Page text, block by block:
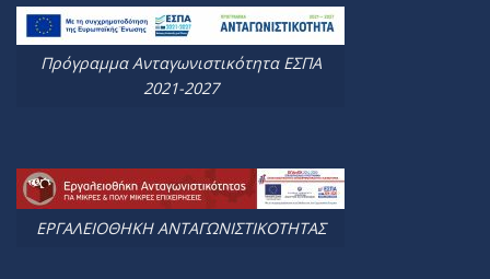
Πρόγραμμα Ανταγωνιστικότητα ΕΣΠΑ
2021-2027
ΕΡΓΑΛΕΙΟΘΗΚΗ ΑΝΤΑΓΩΝΙΣΤΙΚΟΤΗΤΑΣ